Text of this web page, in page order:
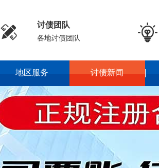
 讨债团队
各地讨债团队 
地区服务 讨债新闻